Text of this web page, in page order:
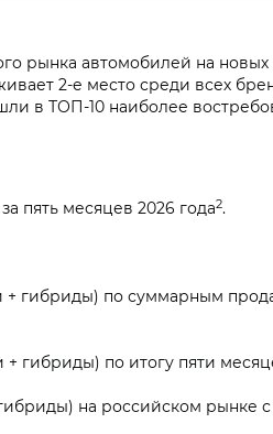
рынка автомобилей на новых
2-е место среди всех
в ТОП-10 наиболее
пять месяцев 2026 года2.
+ гибриды) по суммарным
гибриды) по итогу пяти
на российском рынке с